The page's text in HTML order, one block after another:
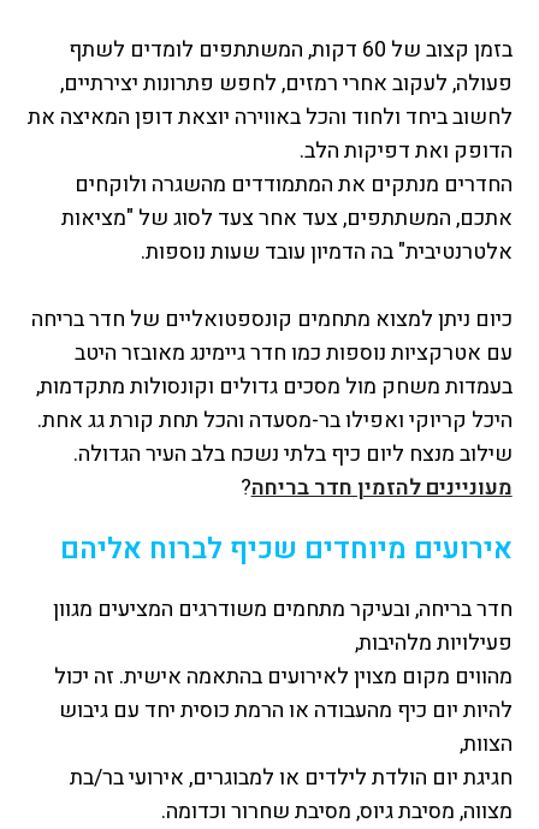
בזמן קצוב של 60 דקות, המשתתפים לומדים לשתף
פעולה, לעקוב אחרי רמזים, לחפש פתרונות יצירתיים,
לחשוב ביחד ולחוד והכל באווירה יוצאת דופן המאיצה את
הדופק ואת דפיקות הלב.
החדרים מנתקים את המתמודדים מהשגרה ולוקחים
אתכם, המשתתפים, צעד אחר צעד לסוג של "מציאות
אלטרנטיבית" בה הדמיון עובד שעות נוספות.
כיום ניתן למצוא מתחמים קונספטואליים של חדר בריחה
עם אטרקציות נוספות כמו חדר גיימינג מאובזר היטב
בעמדות משחק מול מסכים גדולים וקונסולות מתקדמות,
היכל קריוקי ואפילו בר-מסעדה והכל תחת קורת גג אחת.
שילוב מנצח ליום כיף בלתי נשכח בלב העיר הגדולה.
מעוניינים להזמין חדר בריחה?
אירועים מיוחדים שכיף לברוח אליהם
חדר בריחה, ובעיקר מתחמים משודרגים המציעים מגוון
פעילויות מלהיבות,
מהווים מקום מצוין לאירועים בהתאמה אישית. זה יכול
להיות יום כיף מהעבודה או הרמת כוסית יחד עם גיבוש
הצוות,
חגיגת יום הולדת לילדים או למבוגרים, אירועי בר/בת
מצווה, מסיבת גיוס, מסיבת שחרור וכדומה.